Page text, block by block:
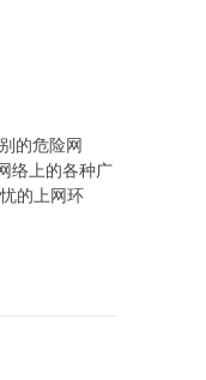
的危险网
络上的各种广
的上网环